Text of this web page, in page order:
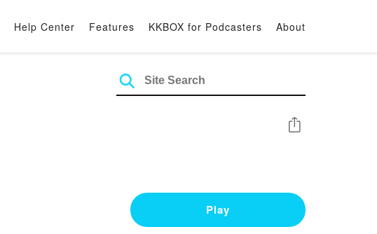
Help Center Features KKBOX for Podcasters About
Share
Play